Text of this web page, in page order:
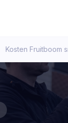
Kosten Fruitboom